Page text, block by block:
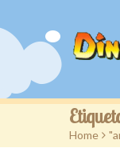
Home >